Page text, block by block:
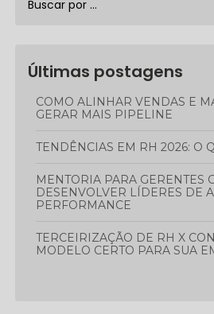
Últimas postagens
COMO ALINHAR VENDAS E MARKETING PARA
GERAR MAIS PIPELINE
TENDÊNCIAS EM RH 2026: O
MENTORIA PARA GERENTES COMERCIAIS: COMO
DESENVOLVER LÍDERES DE
PERFORMANCE
TERCEIRIZAÇÃO DE RH X CONSULTORIA: QUAL O
MODELO CERTO PARA SUA